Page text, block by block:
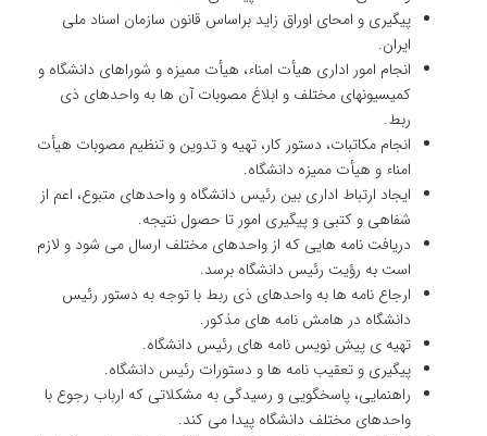
پیگیری و امحای اوراق زاید براساس قانون سازمان اسناد ملی
ایران.
انجام امور اداری هیأت امناء، هیأت ممیزه و شوراهای دانشگاه و
کمیسیونهای مختلف و ابلاغ مصوبات آن ها به واحدهای ذی
ربط.
انجام مکاتبات، دستور کار، تهیه و تدوین و تنظیم مصوبات هیأت
امناء و هیأت ممیزه دانشگاه.
ایجاد ارتباط اداری بین رئیس دانشگاه و واحدهای متبوع، اعم از
شفاهی و کتبی و پیگیری امور تا حصول نتیجه.
دریافت نامه هایی که از واحدهای مختلف ارسال می شود و لازم
است به رؤیت رئیس دانشگاه برسد.
ارجاع نامه ها به واحدهای ذی ربط با توجه به دستور رئیس
دانشگاه در هامش نامه های مذکور.
تهیه ی پیش نویس نامه های رئیس دانشگاه.
پیگیری و تعقیب نامه ها و دستورات رئیس دانشگاه.
راهنمایی، پاسخگویی و رسیدگی به مشکلاتی که ارباب رجوع با
واحدهای مختلف دانشگاه پیدا می کند.